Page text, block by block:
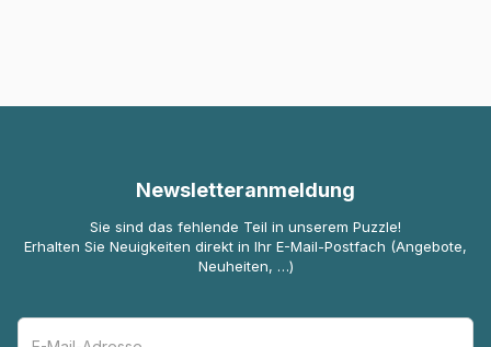
Newsletteranmeldung
Sie sind das fehlende Teil in unserem Puzzle!
Erhalten Sie Neuigkeiten direkt in Ihr E-Mail-Postfach (Angebote,
Neuheiten, …)